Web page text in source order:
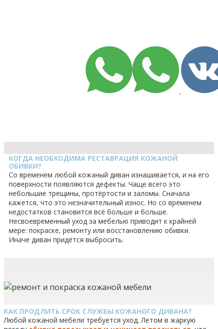
КОГДА НЕОБХОДИМА РЕСТАВРАЦИЯ КОЖАНОЙ
ОБИВКИ?
Со временем любой кожаный диван изнашивается, и на его
поверхности появляются дефекты. Чаще всего это
небольшие трещины, протёртости и заломы. Сначала
кажется, что это незначительный износ. Но со временем
недостатков становится всё больше и больше.
Несвоевременный уход за мебелью приводит к крайней
мере: покраске, ремонту или восстановлению обивки.
Иначе диван придётся выбросить.
КАК ПРОДЛИТЬ СРОК СЛУЖБЫ КОЖАНОГО ДИВАНА?
Любой кожаной мебели требуется уход. Летом в жаркую